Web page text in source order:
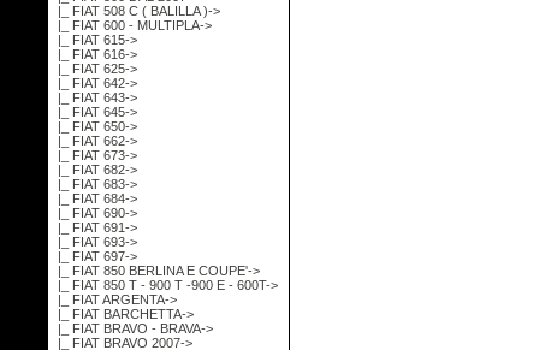
|_ FIAT 508 C ( BALILLA )->
|_ FIAT 600 - MULTIPLA->
|_ FIAT 615->
|_ FIAT 616->
|_ FIAT 625->
|_ FIAT 642->
|_ FIAT 643->
|_ FIAT 645->
|_ FIAT 650->
|_ FIAT 662->
|_ FIAT 673->
|_ FIAT 682->
|_ FIAT 683->
|_ FIAT 684->
|_ FIAT 690->
|_ FIAT 691->
|_ FIAT 693->
|_ FIAT 697->
|_ FIAT 850 BERLINA E COUPE'->
|_ FIAT 850 T - 900 T -900 E - 600T->
|_ FIAT ARGENTA->
|_ FIAT BARCHETTA->
|_ FIAT BRAVO - BRAVA->
|_ FIAT BRAVO 2007->